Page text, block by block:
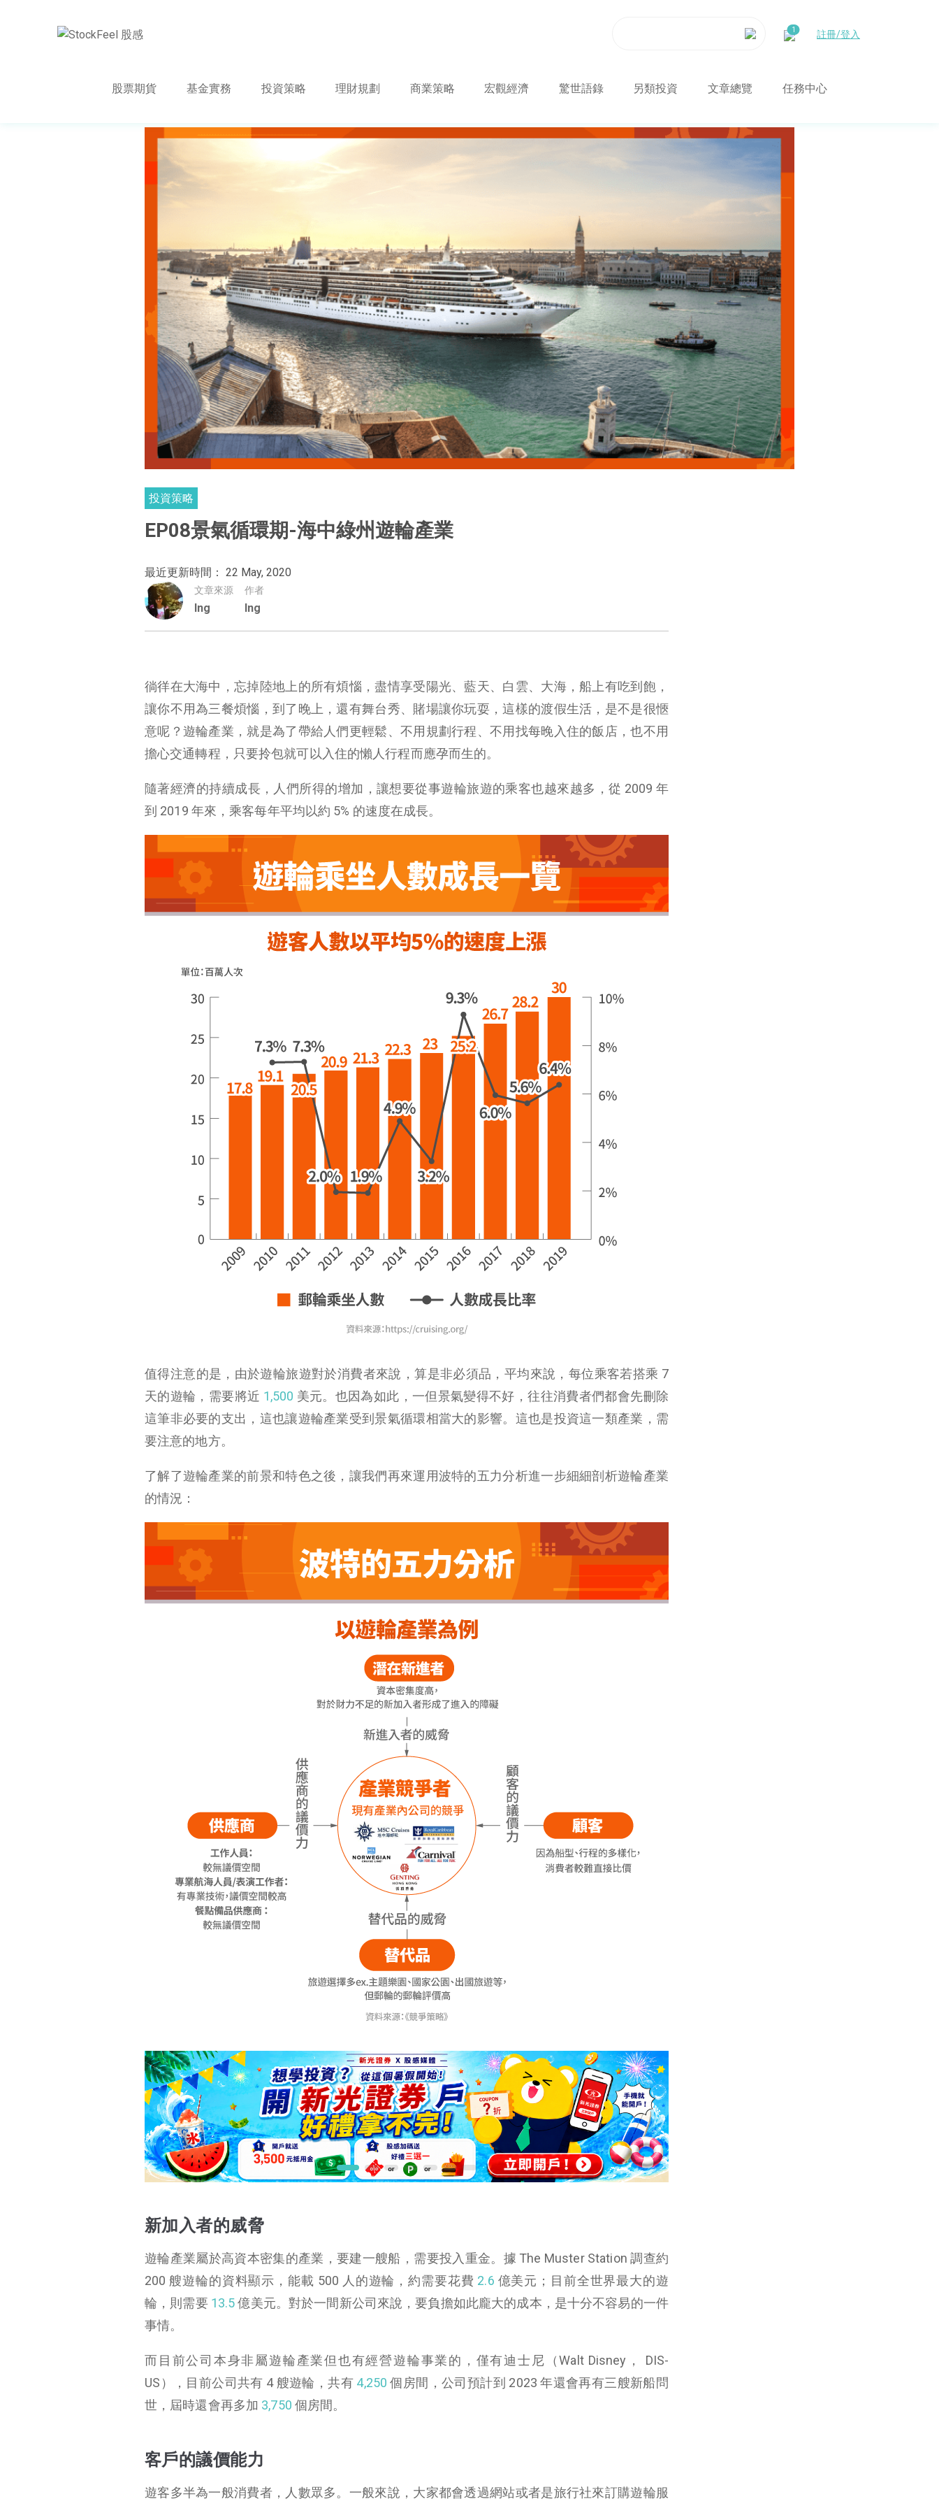
註冊/登入
股票期貨 基金實務 投資策略 理財規劃 商業策略 宏觀經濟 驚世語錄 另類投資 文章總覽 任務中心
投資策略
EP08景氣循環期-海中綠州遊輪產業
最近更新時間： 22 May, 2020
文章來源
Ing
作者
Ing
徜徉在大海中，忘掉陸地上的所有煩惱，盡情享受陽光、藍天、白雲、大海，船上有吃到飽，
讓你不用為三餐煩惱，到了晚上，還有舞台秀、賭場讓你玩耍，這樣的渡假生活，是不是很愜
意呢？遊輪產業，就是為了帶給人們更輕鬆、不用規劃行程、不用找每晚入住的飯店，也不用
擔心交通轉程，只要拎包就可以入住的懶人行程而應孕而生的。
隨著經濟的持續成長，人們所得的增加，讓想要從事遊輪旅遊的乘客也越來越多，從 2009 年
到 2019 年來，乘客每年平均以約 5% 的速度在成長。
值得注意的是，由於遊輪旅遊對於消費者來說，算是非必須品，平均來說，每位乘客若搭乘 7
天的遊輪，需要將近 1,500 美元。也因為如此，一但景氣變得不好，往往消費者們都會先刪除
這筆非必要的支出，這也讓遊輪產業受到景氣循環相當大的影響。這也是投資這一類產業，需
要注意的地方。
了解了遊輪產業的前景和特色之後，讓我們再來運用波特的五力分析進一步細細剖析遊輪產業
的情況：
新加入者的威脅
遊輪產業屬於高資本密集的產業，要建一艘船，需要投入重金。據 The Muster Station 調查約
200 艘遊輪的資料顯示，能載 500 人的遊輪，約需要花費 2.6 億美元；目前全世界最大的遊
輪，則需要13.5億美元。對於一間新公司來說，要負擔如此龐大的成本，是十分不容易的一件
事情。
而目前公司本身非屬遊輪產業但也有經營遊輪事業的，僅有迪士尼（Walt Disney， DIS-
US），目前公司共有 4 艘遊輪，共有 4,250 個房間，公司預計到 2023 年還會再有三艘新船問
世，屆時還會再多加 3,750 個房間。
客戶的議價能力
遊客多半為一般消費者，人數眾多。一般來說，大家都會透過網站或者是旅行社來訂購遊輪服